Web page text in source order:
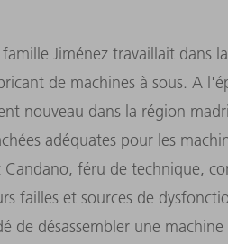
Jiménez travaillait dans
de machines à sous. A
nouveau dans la région
adéquates pour les
Candano, féru de technique,
failles et sources de
de désassembler une